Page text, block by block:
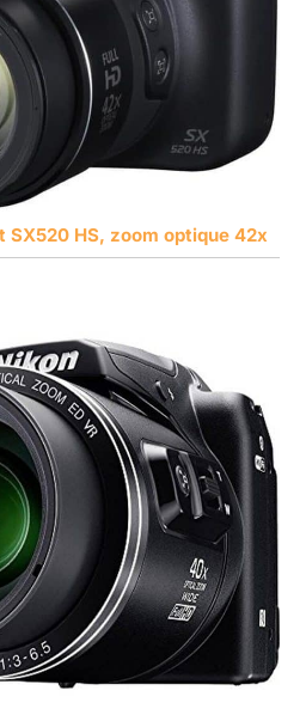
SX520 HS, zoom optique 42x